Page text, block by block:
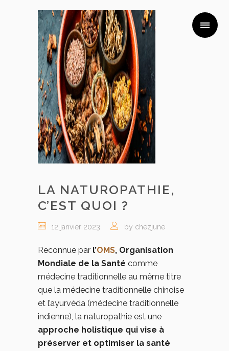
LA NATUROPATHIE,
C’EST QUOI ?
12 janvier 2023 by chezjune
Reconnue par l’OMS, Organisation
Mondiale de la Santé comme
médecine traditionnelle au même titre
que la médecine traditionnelle chinoise
et l’ayurvéda (médecine traditionnelle
indienne), la naturopathie est une
approche holistique qui vise à
préserver et optimiser la santé